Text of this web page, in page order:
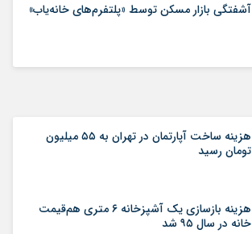
آشفتگی بازار مسکن توسط «پلتفرم‌های خانه‌یاب»
هزینه ساخت آپارتمان در تهران به ۵۵ میلیون
تومان رسید
هزینه بازسازی یک آشپزخانه ۶ متری هم‌قیمت
خانه در سال ۹۵ شد